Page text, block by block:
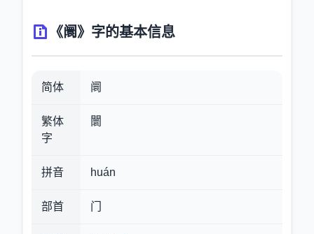
《阛》字的基本信息
简体 阛
繁体
字
闤
拼音 huán
部首 门